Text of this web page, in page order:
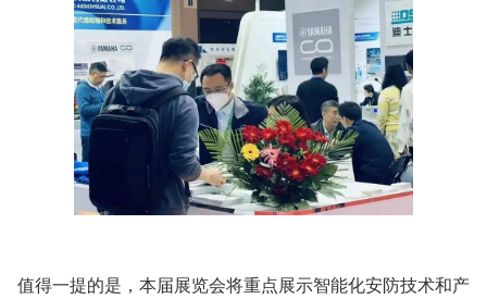
值得一提的是，本届展览会将重点展示智能化安防技术和产